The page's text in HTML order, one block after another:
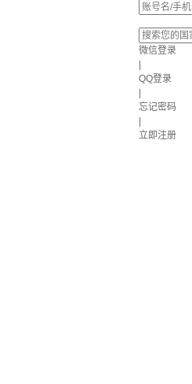
微信登录
QQ登录
忘记密码
立即注册